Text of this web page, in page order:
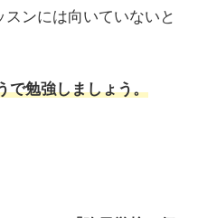
ンには向いていないと
で勉強しましょう。